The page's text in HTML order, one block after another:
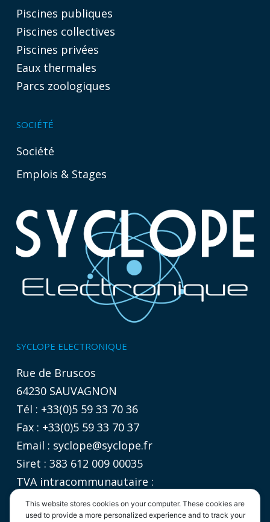
Piscines publiques
Piscines collectives
Piscines privées
Eaux thermales
Parcs zoologiques
SOCIÉTÉ
Société
Emplois & Stages
SYCLOPE ELECTRONIQUE
Rue de Bruscos
64230 SAUVAGNON
Tél : +33(0)5 59 33 70 36
Fax : +33(0)5 59 33 70 37
Email : syclope@syclope.fr
Siret : 383 612 009 00035
TVA intracommunautaire :
FR 06 383612009
This website stores cookies on your computer. These cookies are
used to provide a more personalized experience and to track your